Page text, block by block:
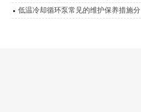
制
低温冷却循环泵常见的维护保养措施分